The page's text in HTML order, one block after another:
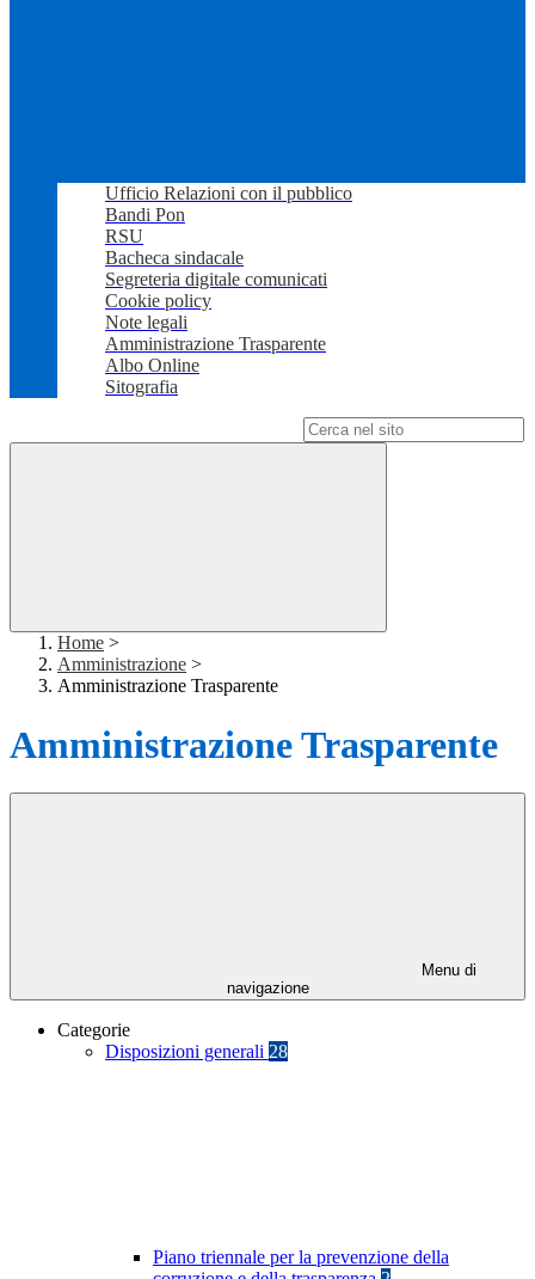
Ufficio Relazioni con il pubblico
Bandi Pon
RSU
Bacheca sindacale
Segreteria digitale comunicati
Cookie policy
Note legali
Amministrazione Trasparente
Albo Online
Sitografia
Home >
Amministrazione >
Amministrazione Trasparente
Amministrazione Trasparente
Menu di
navigazione
Categorie
Disposizioni generali 28
Piano triennale per la prevenzione della